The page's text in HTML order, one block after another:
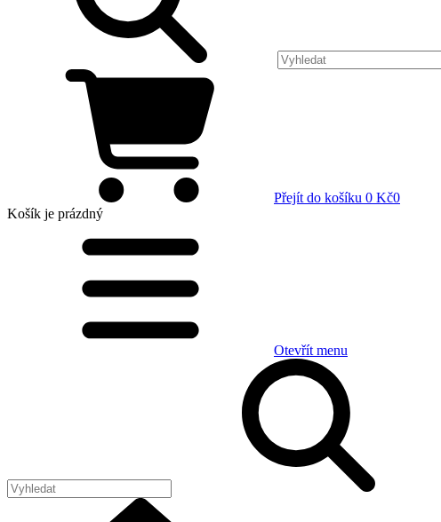
Přejít do košíku 0 Kč0
Košík je prázdný
Otevřít menu